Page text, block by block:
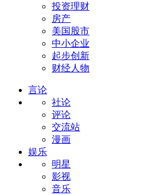
投资理财
房产
美国股市
中小企业
起步创新
财经人物
言论
社论
评论
交流站
漫画
娱乐
明星
影视
音乐